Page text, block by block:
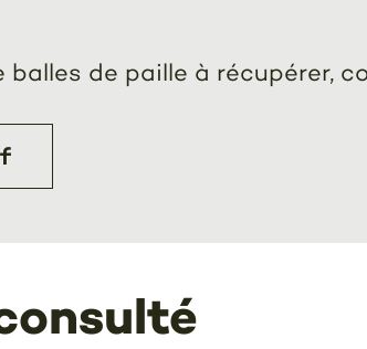
de paille à récupérer,